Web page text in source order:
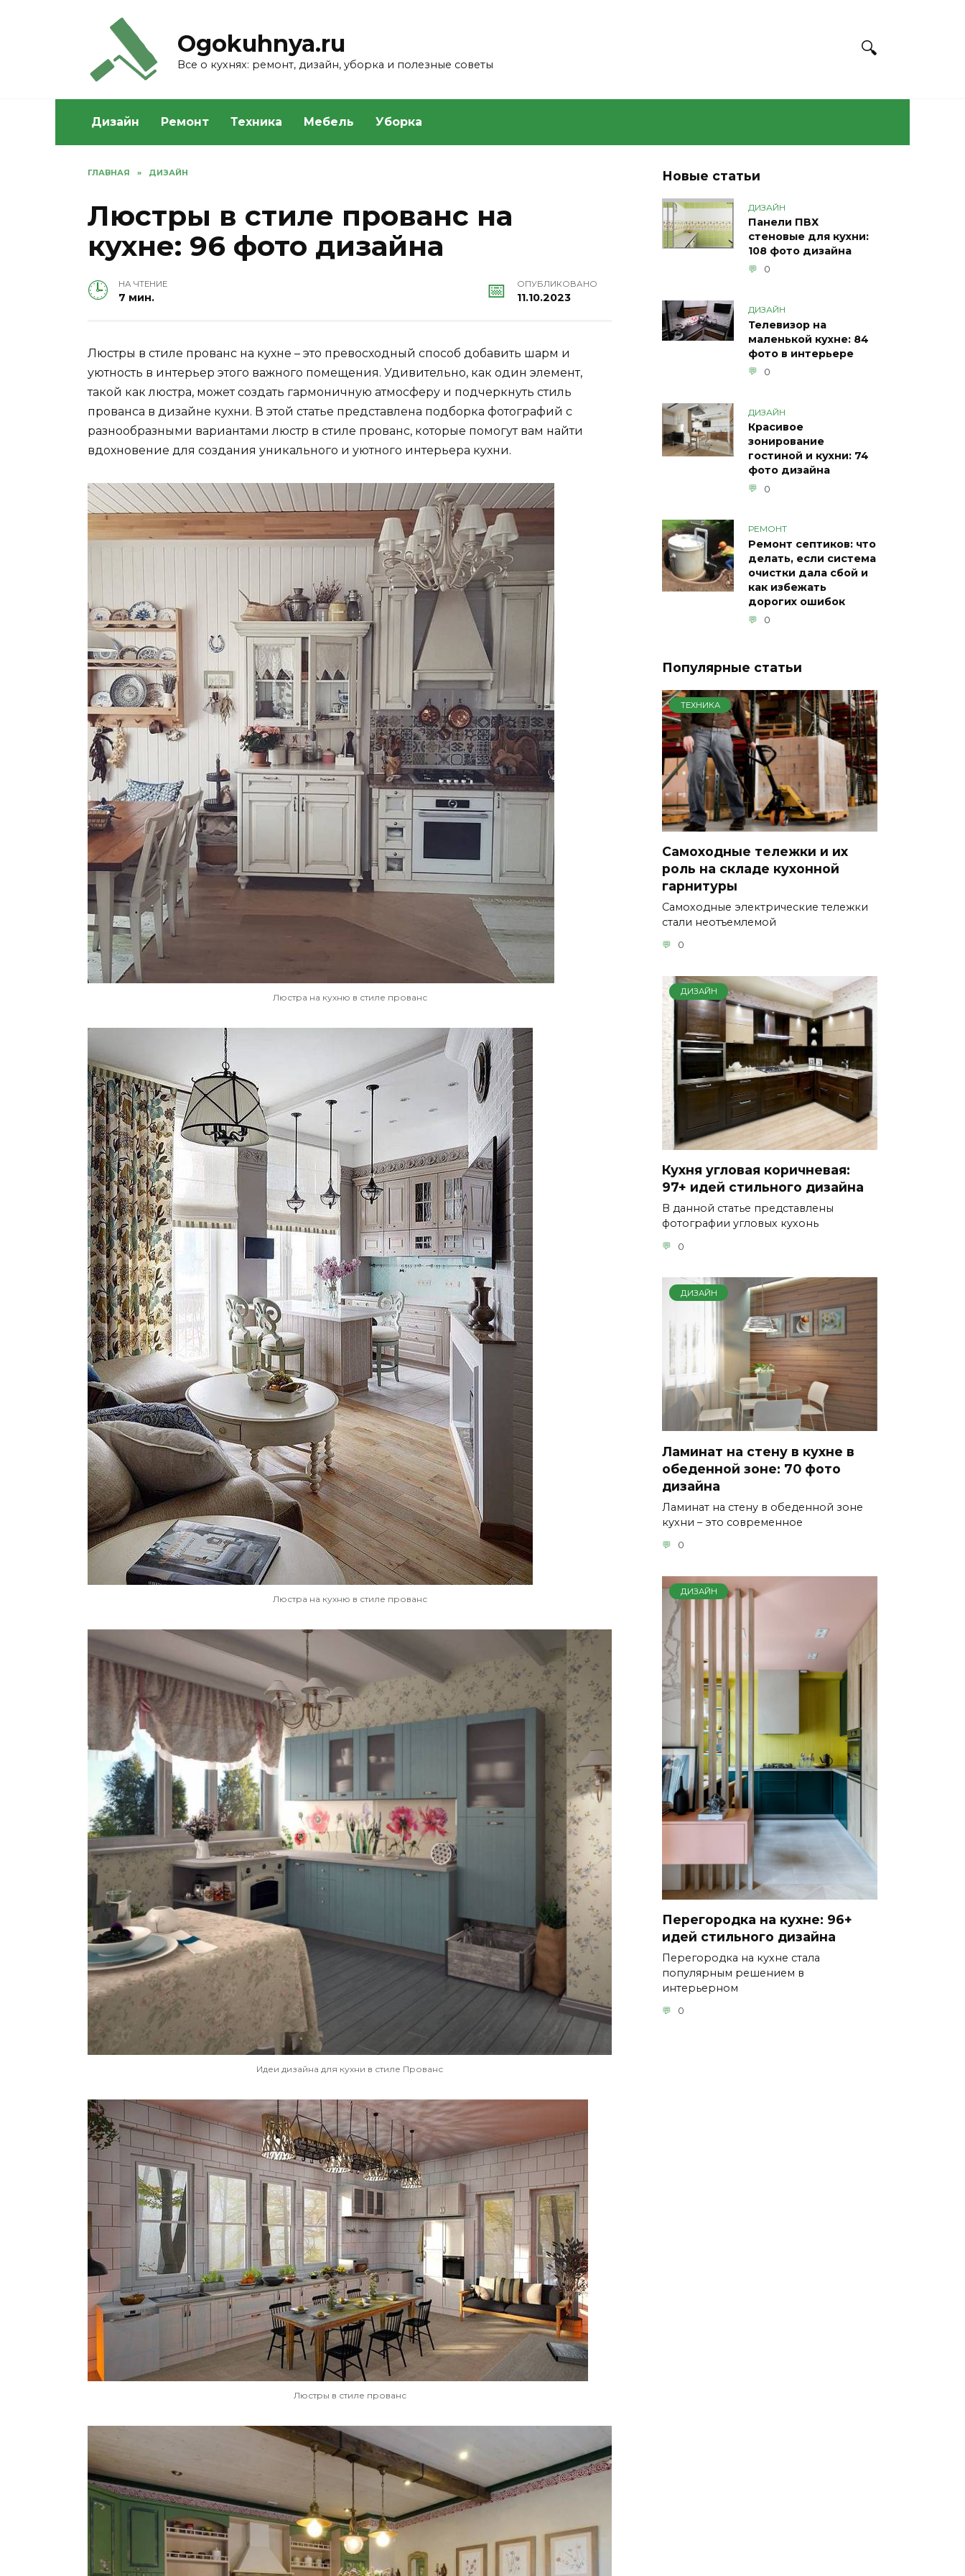
Ogokuhnya.ru
Все о кухнях: ремонт, дизайн, уборка и полезные советы
Дизайн Ремонт Техника Мебель Уборка
ГЛАВНАЯ » ДИЗАЙН
Люстры в стиле прованс на
кухне: 96 фото дизайна
НА ЧТЕНИЕ
7 мин.
ОПУБЛИКОВАНО
11.10.2023
Люстры в стиле прованс на кухне – это превосходный способ добавить шарм и
уютность в интерьер этого важного помещения. Удивительно, как один элемент,
такой как люстра, может создать гармоничную атмосферу и подчеркнуть стиль
прованса в дизайне кухни. В этой статье представлена подборка фотографий с
разнообразными вариантами люстр в стиле прованс, которые помогут вам найти
вдохновение для создания уникального и уютного интерьера кухни.
Люстра на кухню в стиле прованс
Люстра на кухню в стиле прованс
Идеи дизайна для кухни в стиле Прованс
Люстры в стиле прованс
Новые статьи
ДИЗАЙН
Панели ПВХ
стеновые для кухни:
108 фото дизайна
0
ДИЗАЙН
Телевизор на
маленькой кухне: 84
фото в интерьере
0
ДИЗАЙН
Красивое
зонирование
гостиной и кухни: 74
фото дизайна
0
РЕМОНТ
Ремонт септиков: что
делать, если система
очистки дала сбой и
как избежать
дорогих ошибок
0
Популярные статьи
ТЕХНИКА
Самоходные тележки и их
роль на складе кухонной
гарнитуры
Самоходные электрические тележки
стали неотъемлемой
0
ДИЗАЙН
Кухня угловая коричневая:
97+ идей стильного дизайна
В данной статье представлены
фотографии угловых кухонь
0
ДИЗАЙН
Ламинат на стену в кухне в
обеденной зоне: 70 фото
дизайна
Ламинат на стену в обеденной зоне
кухни – это современное
0
ДИЗАЙН
Перегородка на кухне: 96+
идей стильного дизайна
Перегородка на кухне стала
популярным решением в
интерьерном
0